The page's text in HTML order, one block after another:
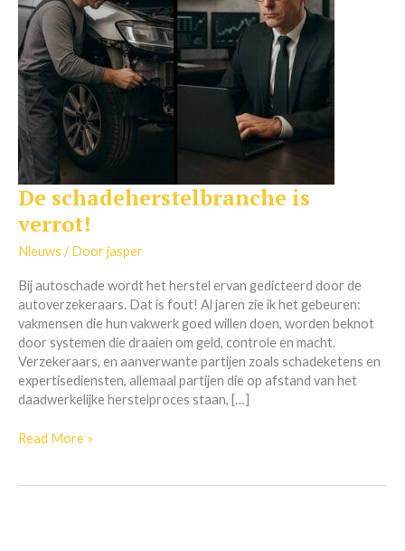
De schadeherstelbranche is
verrot!
Nieuws / Doorjasper
Bij autoschade wordt het herstel ervan gedicteerd door de
autoverzekeraars. Dat is fout! Al jaren zie ik het gebeuren:
vakmensen die hun vakwerk goed willen doen, worden beknot
door systemen die draaien om geld, controle en macht.
Verzekeraars, en aanverwante partijen zoals schadeketens en
expertisediensten, allemaal partijen die op afstand van het
daadwerkelijke herstelproces staan, […]
De
is
verrot!
Read More »